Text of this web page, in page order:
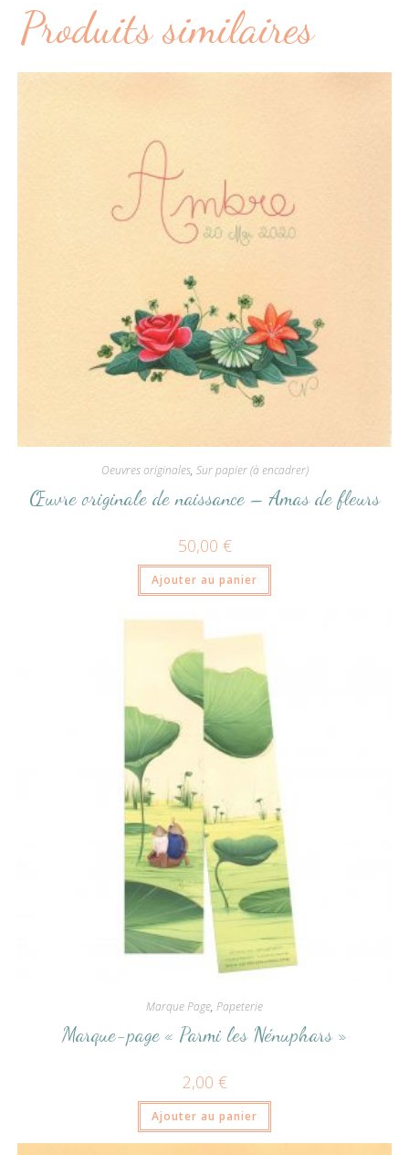
Produits similaires
Oeuvres originales, Sur papier (à encadrer)
Œuvre originale de naissance – Amas de fleurs
50,00 €
Ajouter au panier
Marque Page, Papeterie
Marque-page « Parmi les Nénuphars »
2,00 €
Ajouter au panier